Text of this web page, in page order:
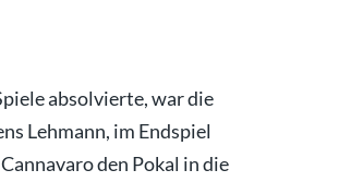
absolvierte, war die
Lehmann, im Endspiel
den Pokal in die